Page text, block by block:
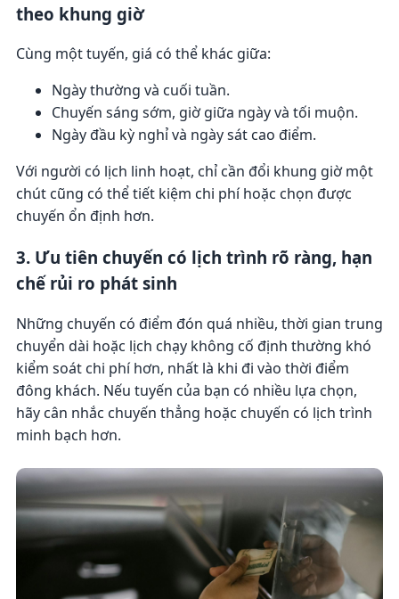
theo khung giờ
Cùng một tuyến, giá có thể khác giữa:
Ngày thường và cuối tuần.
Chuyến sáng sớm, giờ giữa ngày và tối muộn.
Ngày đầu kỳ nghỉ và ngày sát cao điểm.
Với người có lịch linh hoạt, chỉ cần đổi khung giờ một
chút cũng có thể tiết kiệm chi phí hoặc chọn được
chuyến ổn định hơn.
3. Ưu tiên chuyến có lịch trình rõ ràng, hạn
chế rủi ro phát sinh
Những chuyến có điểm đón quá nhiều, thời gian trung
chuyển dài hoặc lịch chạy không cố định thường khó
kiểm soát chi phí hơn, nhất là khi đi vào thời điểm
đông khách. Nếu tuyến của bạn có nhiều lựa chọn,
hãy cân nhắc chuyến thẳng hoặc chuyến có lịch trình
minh bạch hơn.